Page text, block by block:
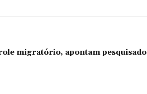
migratório, apontam